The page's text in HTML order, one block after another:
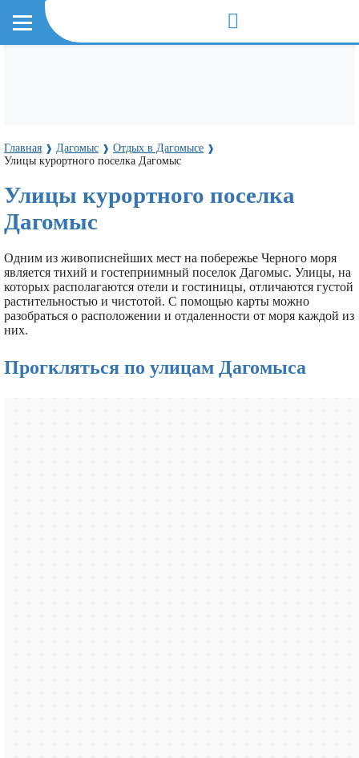
Главная ❱ Дагомыс ❱ Отдых в Дагомысе ❱
Улицы курортного поселка Дагомыс
Улицы курортного поселка
Дагомыс
Одним из живописнейших мест на побережье Черного моря
является тихий и гостеприимный поселок Дагомыс. Улицы, на
которых располагаются отели и гостиницы, отличаются густой
растительностью и чистотой. С помощью карты можно
разобраться о расположении и отдаленности от моря каждой из
них.
Прогкляться по улицам Дагомыса